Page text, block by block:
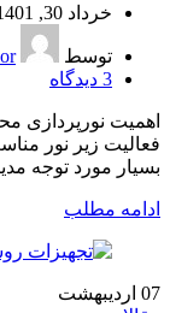
خرداد 30, 1401
توسط
3 دیدگاه
اهمیت نورپردازی
فعالیت زیر نور
بسیار مورد توجه
ادامه مطلب
07 اردیبهشت